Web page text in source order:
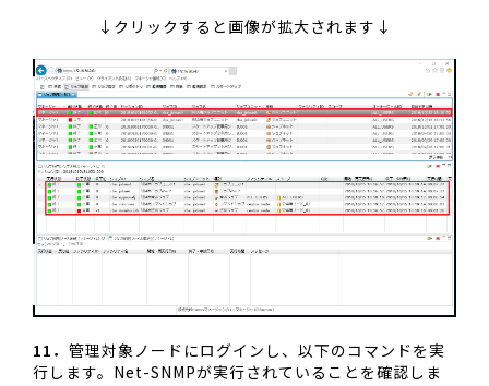
↓クリックすると画像が拡大されます↓
11． 管理対象ノードにログインし、以下のコマンドを実
行します。Net-SNMPが実行されていることを確認しま